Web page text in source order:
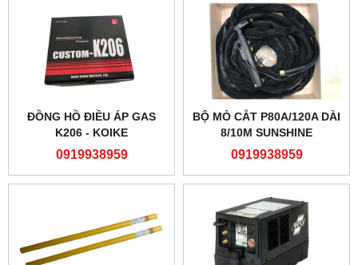
ĐỒNG HỒ ĐIỀU ÁP GAS
K206 - KOIKE
0919938959
BỘ MỎ CẮT P80A/120A DÀI
8/10M SUNSHINE
0919938959